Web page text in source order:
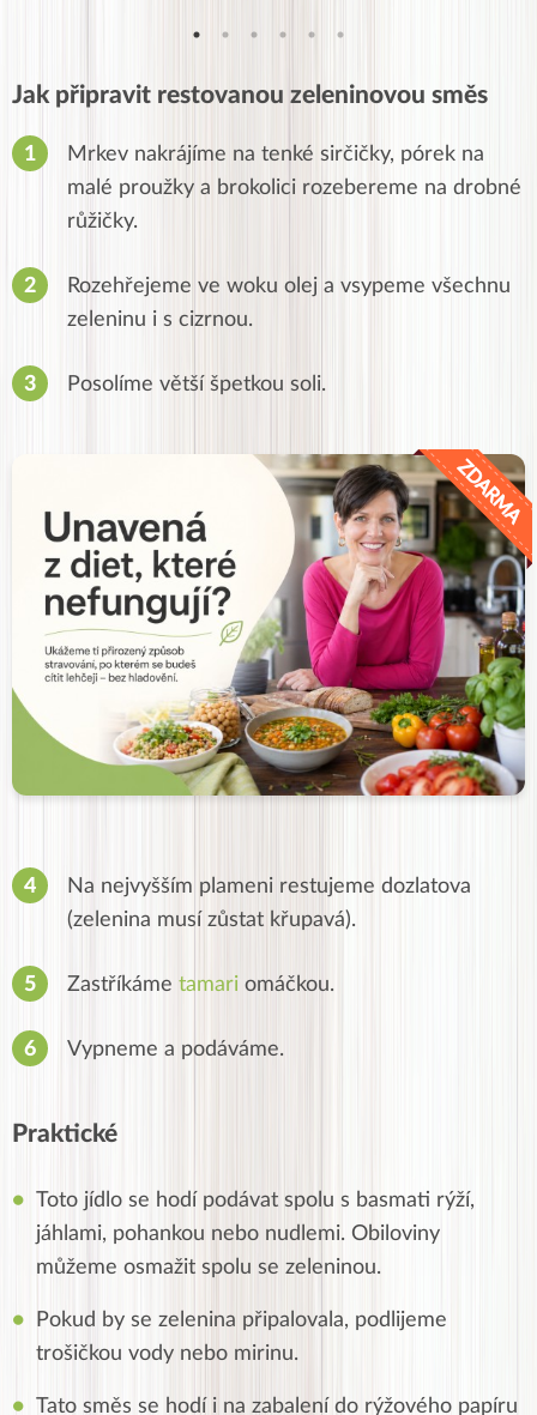
Jak připravit restovanou zeleninovou směs
Mrkev nakrájíme na tenké sirčičky, pórek na
malé proužky a brokolici rozebereme na drobné
růžičky.
Rozehřejeme ve woku olej a vsypeme všechnu
zeleninu i s cizrnou.
Posolíme větší špetkou soli.
Na nejvyšším plameni restujeme dozlatova
(zelenina musí zůstat křupavá).
Zastříkáme tamari omáčkou.
Vypneme a podáváme.
Praktické
Toto jídlo se hodí podávat spolu s basmati rýží,
jáhlami, pohankou nebo nudlemi. Obiloviny
můžeme osmažit spolu se zeleninou.
Pokud by se zelenina připalovala, podlijeme
trošičkou vody nebo mirinu.
Tato směs se hodí i na zabalení do rýžového papíru